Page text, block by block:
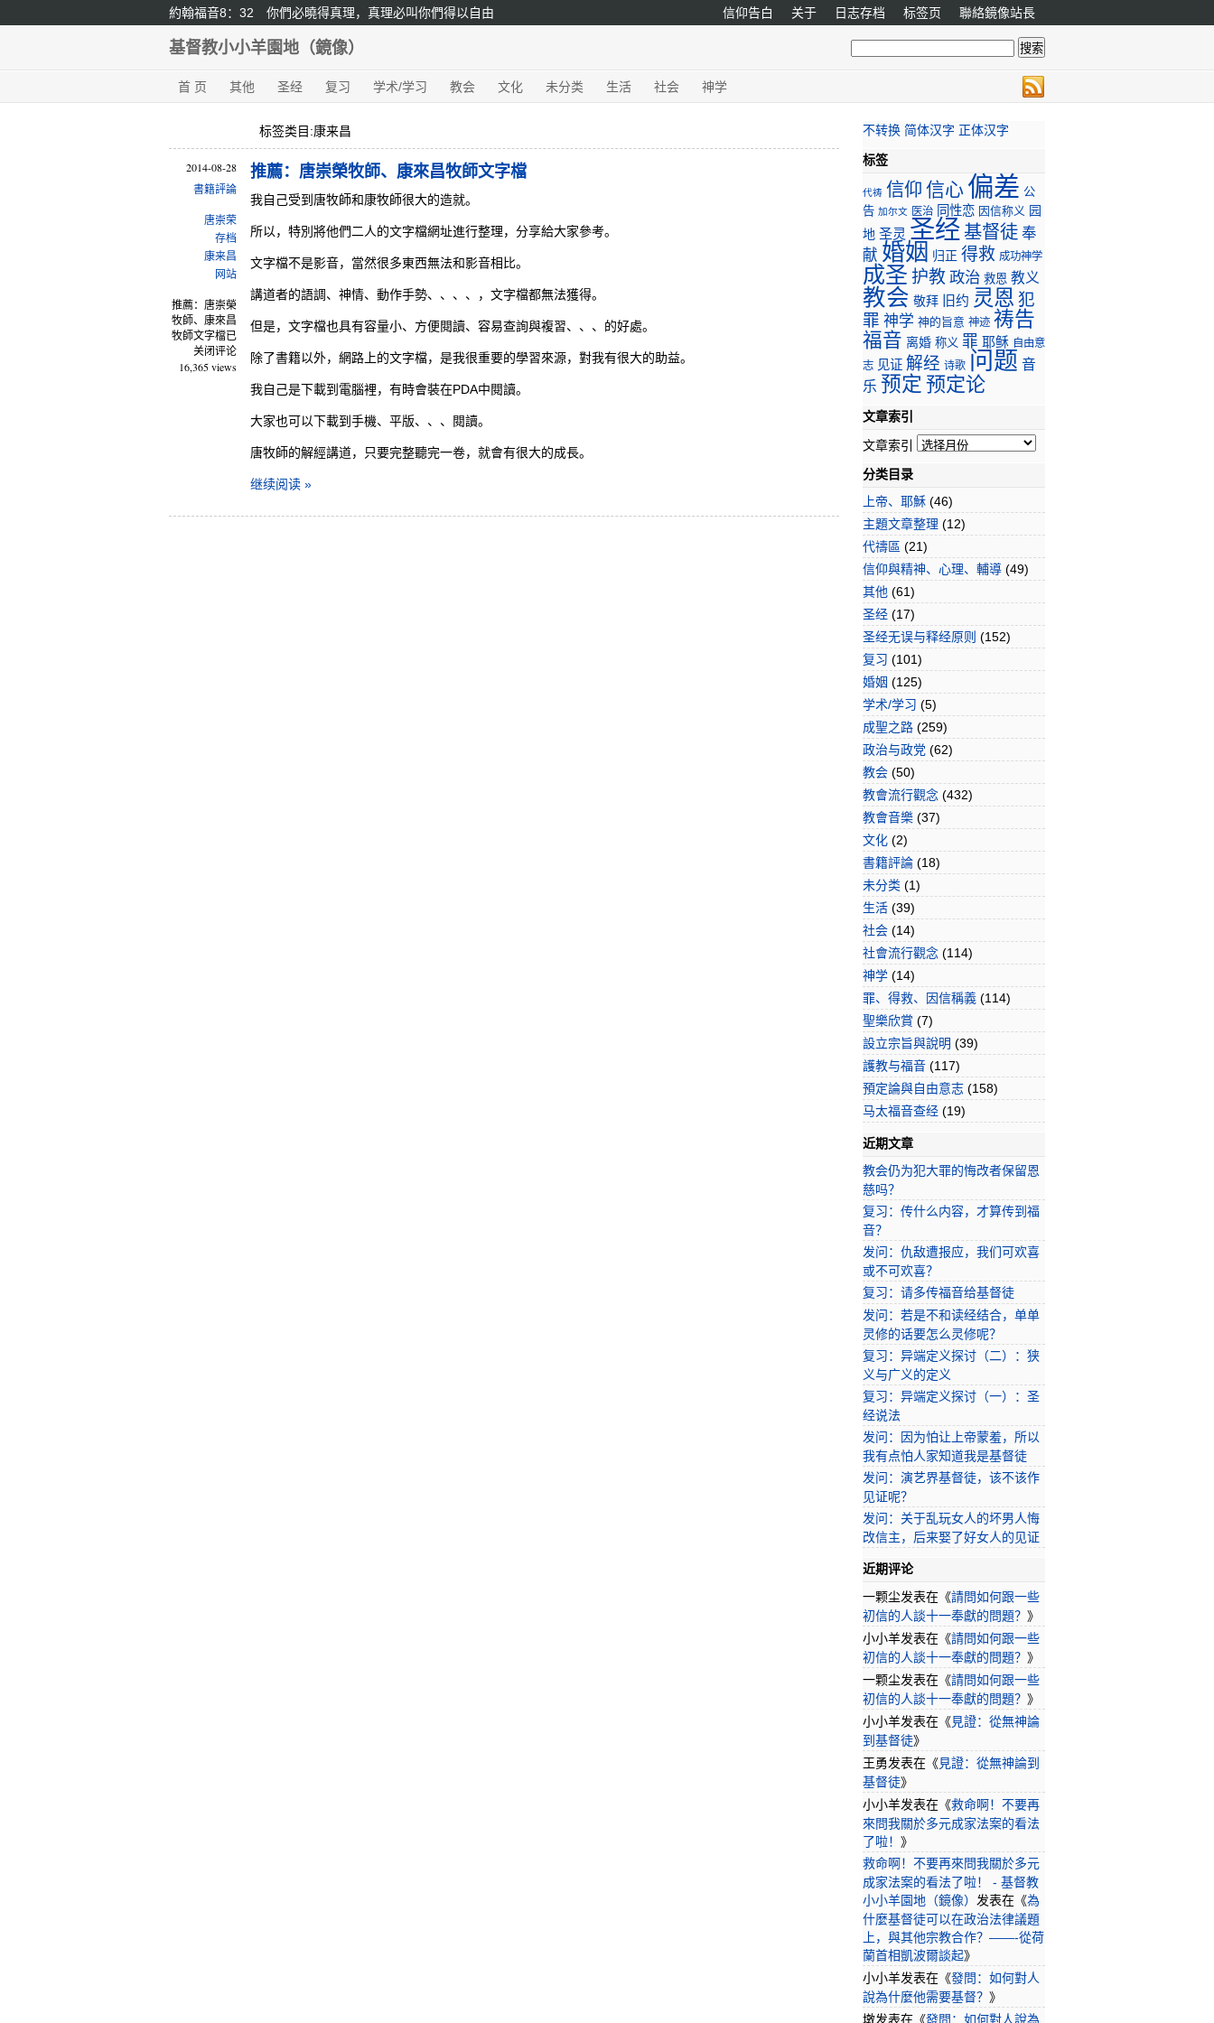
信仰告白 关于 日志存档 标签页 聯絡鏡像站長
約翰福音8：32 你們必曉得真理，真理必叫你們得以自由
基督教小小羊園地（鏡像）
首 页 其他 圣经 复习 学术/学习 教会 文化 未分类 生活 社会 神学
标签类目:康来昌
2014-08-28
書籍評論
唐崇荣
存档
康来昌
网站
推薦：唐崇榮
牧師、康來昌
牧師文字檔已
关闭评论
16,365 views
推薦：唐崇榮牧師、康來昌牧師文字檔
我自己受到唐牧師和康牧師很大的造就。
所以，特別將他們二人的文字檔網址進行整理，分享給大家參考。
文字檔不是影音，當然很多東西無法和影音相比。
講道者的語調、神情、動作手勢、、、、，文字檔都無法獲得。
但是，文字檔也具有容量小、方便閱讀、容易查詢與複習、、、的好處。
除了書籍以外，網路上的文字檔，是我很重要的學習來源，對我有很大的助益。
我自己是下載到電腦裡，有時會裝在PDA中閱讀。
大家也可以下載到手機、平版、、、閱讀。
唐牧師的解經講道，只要完整聽完一卷，就會有很大的成長。
继续阅读 »
不转换 简体汉字 正体汉字
标签
代祷 信仰 信心 偏差 公
告 加尔文 医治 同性恋 因信称义 园
地 圣灵 圣经 基督徒 奉
献 婚姻 归正 得救 成功神学
成圣 护教 政治 救恩 教义
教会 敬拜 旧约 灵恩 犯
罪 神学 神的旨意 神迹 祷告
福音 离婚 称义 罪 耶稣 自由意
志 见证 解经 诗歌 问题 音
乐 预定 预定论
文章索引
文章索引
分类目录
上帝、耶穌 (46)
主題文章整理 (12)
代禱區 (21)
信仰與精神、心理、輔導 (49)
其他 (61)
圣经 (17)
圣经无误与释经原则 (152)
复习 (101)
婚姻 (125)
学术/学习 (5)
成聖之路 (259)
政治与政党 (62)
教会 (50)
教會流行觀念 (432)
教會音樂 (37)
文化 (2)
書籍評論 (18)
未分类 (1)
生活 (39)
社会 (14)
社會流行觀念 (114)
神学 (14)
罪、得救、因信稱義 (114)
聖樂欣賞 (7)
設立宗旨與說明 (39)
護教与福音 (117)
預定論與自由意志 (158)
马太福音查经 (19)
近期文章
教会仍为犯大罪的悔改者保留恩
慈吗？
复习：传什么内容，才算传到福
音？
发问：仇敌遭报应，我们可欢喜
或不可欢喜？
复习：请多传福音给基督徒
发问：若是不和读经结合，单单
灵修的话要怎么灵修呢？
复习：异端定义探讨（二）：狭
义与广义的定义
复习：异端定义探讨（一）：圣
经说法
发问：因为怕让上帝蒙羞，所以
我有点怕人家知道我是基督徒
发问：演艺界基督徒，该不该作
见证呢？
发问：关于乱玩女人的坏男人悔
改信主，后来娶了好女人的见证
近期评论
一颗尘发表在《請問如何跟一些
初信的人談十一奉獻的問題？ 》
小小羊发表在《請問如何跟一些
初信的人談十一奉獻的問題？ 》
一颗尘发表在《請問如何跟一些
初信的人談十一奉獻的問題？ 》
小小羊发表在《見證：從無神論
到基督徒》
王勇发表在《見證：從無神論到
基督徒》
小小羊发表在《救命啊！不要再
來問我關於多元成家法案的看法
了啦！ 》
救命啊！不要再來問我關於多元
成家法案的看法了啦！ - 基督教
小小羊園地（鏡像） 发表在《為
什麼基督徒可以在政治法律議題
上，與其他宗教合作？——-從荷
蘭首相凱波爾談起》
小小羊发表在《發問：如何對人
說為什麼他需要基督？ 》
墩发表在《發問：如何對人說為